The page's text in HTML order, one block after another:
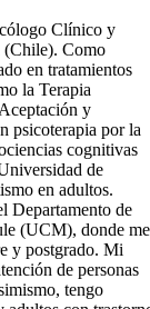
Clínico y
(Chile). Como
en tratamientos
la Terapia
y
psicoterapia por la
cognitivas
de
en adultos.
Departamento de
(UCM), donde me
y postgrado. Mi
de personas
tengo